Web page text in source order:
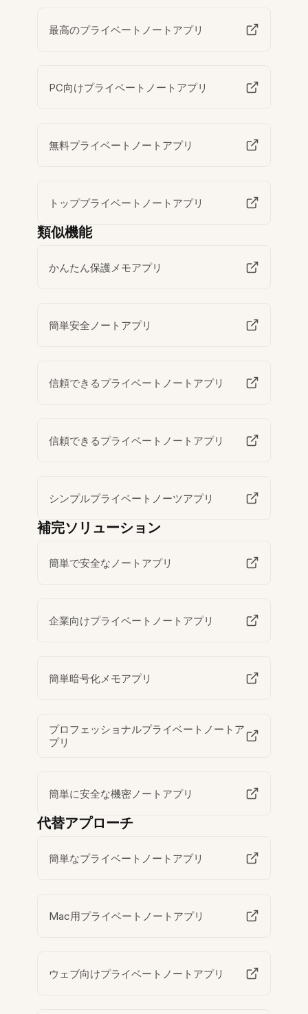
最高のプライベートノートアプリ
PC向けプライベートノートアプリ
無料プライベートノートアプリ
トッププライベートノートアプリ
類似機能
かんたん保護メモアプリ
簡単安全ノートアプリ
信頼できるプライベートノートアプリ
信頼できるプライベートノートアプリ
シンプルプライベートノーツアプリ
補完ソリューション
簡単で安全なノートアプリ
企業向けプライベートノートアプリ
簡単暗号化メモアプリ
プロフェッショナルプライベートノートア
プリ
簡単に安全な機密ノートアプリ
代替アプローチ
簡単なプライベートノートアプリ
Mac用プライベートノートアプリ
ウェブ向けプライベートノートアプリ